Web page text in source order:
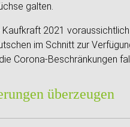
galten.
2021
im Schnitt zur
Corona-Beschränkungen
überzeugen